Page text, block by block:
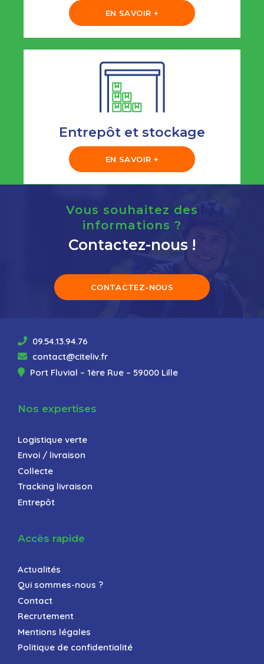
EN SAVOIR +
Entrepôt et stockage
EN SAVOIR +
Vous souhaitez des
informations ?
Contactez-nous !
CONTACTEZ-NOUS
09.54.13.94.76
contact@citeliv.fr
Port Fluvial – 1ère Rue – 59000 Lille
Nos expertises
Logistique verte
Envoi / livraison
Collecte
Tracking livraison
Entrepôt
Accès rapide
Actualités
Qui sommes-nous ?
Contact
Recrutement
Mentions légales
Politique de confidentialité